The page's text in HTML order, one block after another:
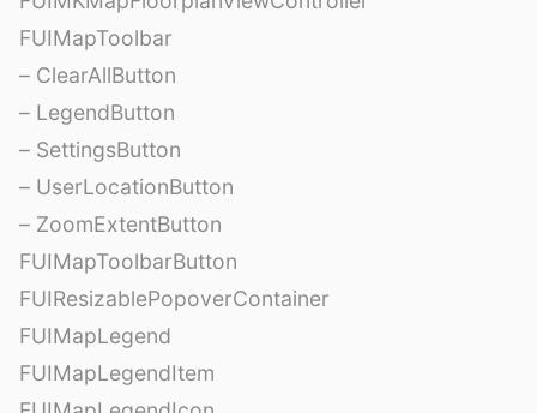
FUIMapToolbar
– ClearAllButton
– LegendButton
– SettingsButton
– UserLocationButton
– ZoomExtentButton
FUIMapToolbarButton
FUIResizablePopoverContainer
FUIMapLegend
FUIMapLegendItem